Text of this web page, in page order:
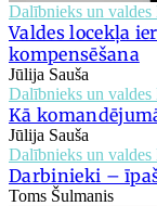
Dalībnieks un valdes
Valdes locekļa
kompensēšana
Jūlija Sauša
Dalībnieks un valdes
Kā
Jūlija Sauša
Dalībnieks un valdes
Darbinieki –
Toms Šulmanis